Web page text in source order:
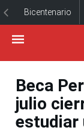
Bicentenario
Beca
julio
estudiar